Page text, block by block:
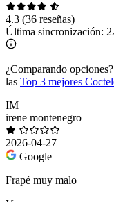
4.3 (36 reseñas)
Última sincronización:
¿Comparando opciones?
las Top 3 mejores
IM
irene montenegro
2026-04-27
Google
Frapé muy malo